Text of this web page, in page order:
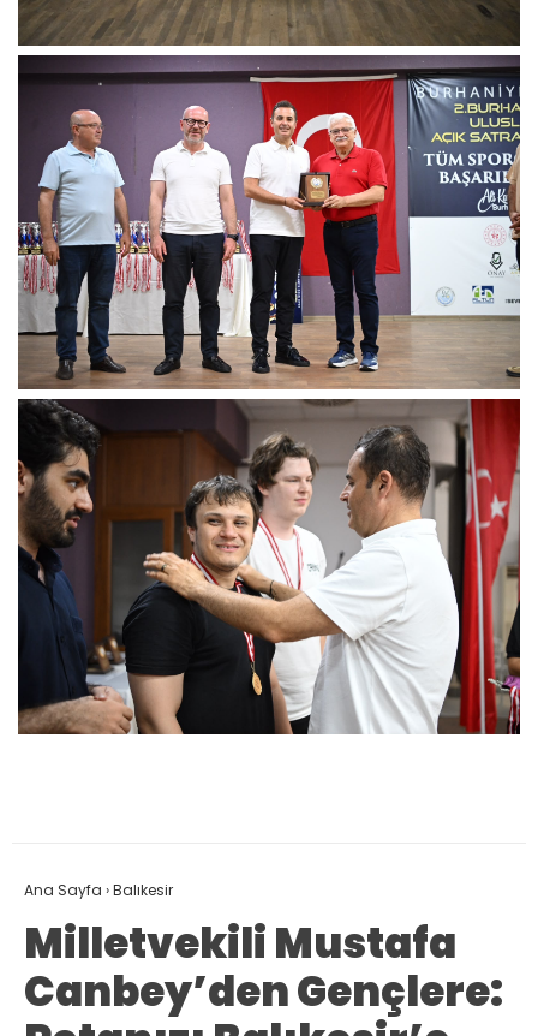
Ana Sayfa ›Balıkesir
Milletvekili Mustafa
Canbey’den Gençlere: